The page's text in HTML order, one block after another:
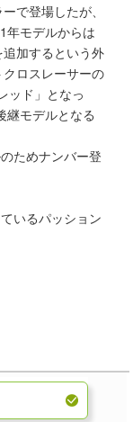
で登場したが、
年モデルからは
加するという外
ロスレーサーの
ッド」となっ
継モデルとなる
ためナンバー登
いるパッション